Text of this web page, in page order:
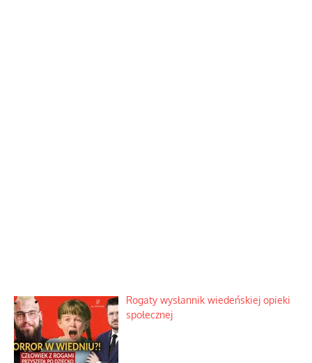
Rogaty wysłannik wiedeńskiej opieki
społecznej